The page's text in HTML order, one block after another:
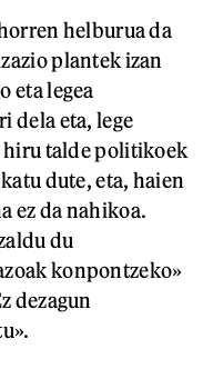
helburua da
plantek izan
eta legea
dela eta, lege
hiru talde politikoek
dute, eta, haien
ez da nahikoa.
du
konpontzeko»
dezagun